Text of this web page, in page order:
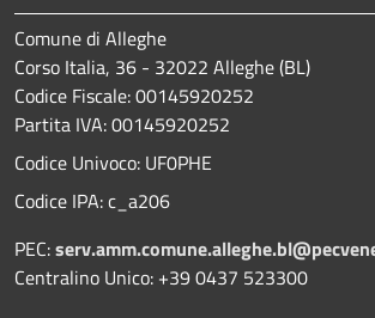
Comune di Alleghe
Corso Italia, 36 - 32022 Alleghe (BL)
Codice Fiscale: 00145920252
Partita IVA: 00145920252
Codice Univoco: UF0PHE
Codice IPA: c_a206
PEC:
Centralino Unico: +39 0437 523300